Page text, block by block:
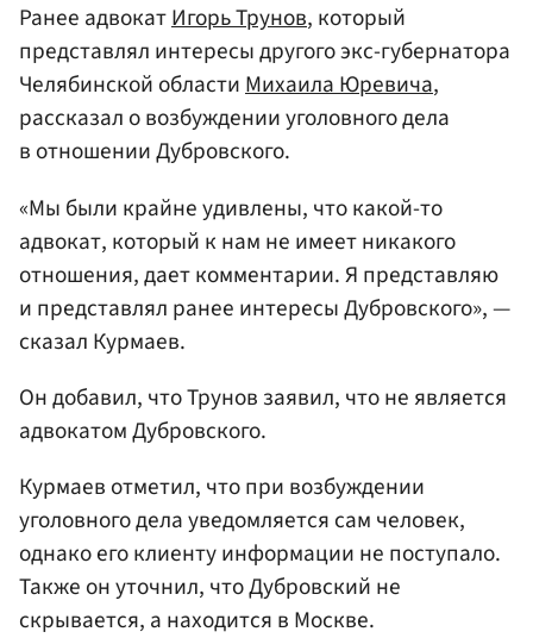
Ранее адвокатИгорь Трунов, который
представлял интересы другого экс-губернатора
Челябинской областиМихаила Юревича,
рассказал о возбуждении уголовного дела
в отношении Дубровского.
«Мы были крайне удивлены, что какой-то
адвокат, который к нам не имеет никакого
отношения, дает комментарии. Я представляю
и представлял ранее интересы Дубровского», —
сказал Курмаев.
Он добавил, что Трунов заявил, что не является
адвокатом Дубровского.
Курмаев отметил, что при возбуждении
уголовного дела уведомляется сам человек,
однако его клиенту информации не поступало.
Также он уточнил, что Дубровский не
скрывается, а находится в Москве.